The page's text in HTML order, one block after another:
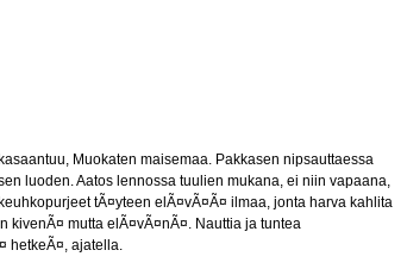
Muokaten maisemaa. Pakkasen nipsauttaessa
luoden. Aatos lennossa tuulien mukana, ei niin vapaana,
tÃ¤yteen elÃ¤vÃ¤Ã¤ ilmaa, jonta harva kahlita
kivenÃ¤ mutta elÃ¤vÃ¤nÃ¤. Nauttia ja tuntea
hetkeÃ¤, ajatella.